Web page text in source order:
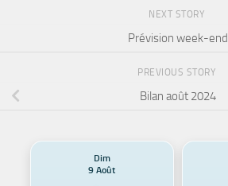
NEXT STORY
Prévision week-end
PREVIOUS STORY
Bilan août 2024
Dim
9 Août